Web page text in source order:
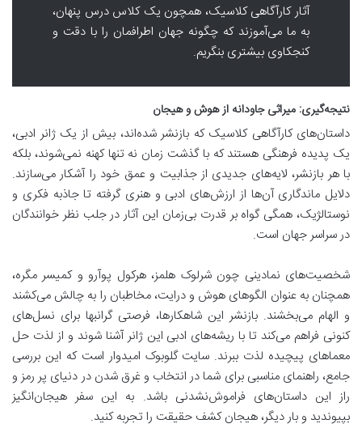
آثار کارآگاهی کلاسیک، همچون یک کلاس درس پنهان،
به ما می‌آموزند که چگونه جهان اطرافمان را با دقت و
کنجکاوی بیشتری بنگریم.
نتیجه‌گیری: میراثی جاودانه از هوش و هیجان
داستان‌های کارآگاهی کلاسیک که بازنشر شده‌اند، بیش از یک ژانر ادبی،
یک پدیده فرهنگی هستند که با گذشت زمان نه تنها کهنه نمی‌شوند، بلکه
با هر بازنشر، لایه‌های جدیدی از جذابیت و عمق خود را آشکار می‌سازند.
دلایل ماندگاری آن‌ها از ارزش‌های ادبی و هنری گرفته تا جاذبه فکری و
نوستالژیک، همگی گواه بر قدرت بی‌زمان این آثار در جلب نظر خوانندگان
در سراسر جهان است.
شخصیت‌های نمادینی چون شرلوک هلمز، هرکول پوآرو و کمیسر مگره،
همچنان به عنوان الگوهای هوش و درایت، مخاطبان را به چالش می‌کشند
و الهام می‌بخشند. بازنشر این شاهکارها، فرصتی گرانبها برای نسل‌های
کنونی فراهم می‌کند تا با ریشه‌های ادبی این ژانر آشنا شوند و از لذت حل
معماهای پیچیده لذت ببرند. سایت گلوبوک امیدوار است که این بررسی
جامع، راهنمای مناسبی برای شما در انتخاب و غرق شدن در دنیای پر رمز و
راز این داستان‌های فراموش‌نشدنی باشد. به این سفر هیجان‌انگیز
بپیوندید و بار دیگر، هیجان کشف حقیقت را تجربه کنید.